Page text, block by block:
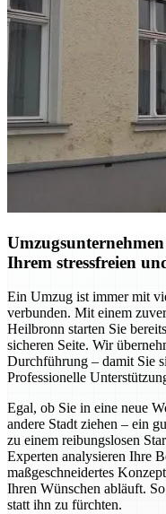
Ihrem stressfreien
Ein Umzug ist immer mit
verbunden. Mit einem
Heilbronn starten Sie
sicheren Seite. Wir
Durchführung – damit Sie
Professionelle
Egal, ob Sie in eine neue
andere Stadt ziehen – ein
zu einem reibungslosen
Experten analysieren Ihre
maßgeschneidertes
Ihren Wünschen abläuft.
statt ihn zu fürchten.